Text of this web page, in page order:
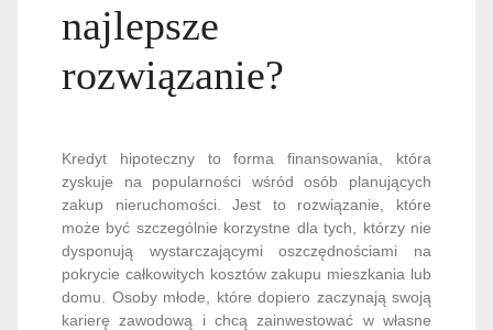
najlepsze
rozwiązanie?
Kredyt hipoteczny to forma finansowania, która
zyskuje na popularności wśród osób planujących
zakup nieruchomości. Jest to rozwiązanie, które
może być szczególnie korzystne dla tych, którzy nie
dysponują wystarczającymi oszczędnościami na
pokrycie całkowitych kosztów zakupu mieszkania lub
domu. Osoby młode, które dopiero zaczynają swoją
karierę zawodową i chcą zainwestować w własne